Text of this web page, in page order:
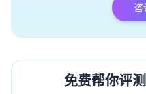
咨
免费帮你评